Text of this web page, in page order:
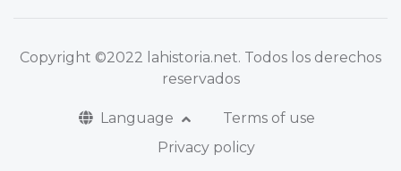
Copyright ©2022 lahistoria.net. Todos los derechos
reservados
Language
Terms of use
Privacy policy